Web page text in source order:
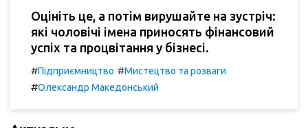
Оцініть це, а потім вирушайте на зустріч:
які чоловічі імена приносять фінансовий
успіх та процвітання у бізнесі.
#Підприємництво #Мистецтво та розваги
#Олександр Македонський